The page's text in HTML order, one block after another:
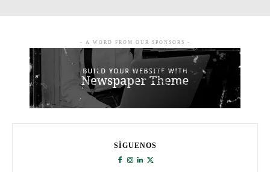
- A WORD FROM OUR SPONSORS -
SÍGUENOS